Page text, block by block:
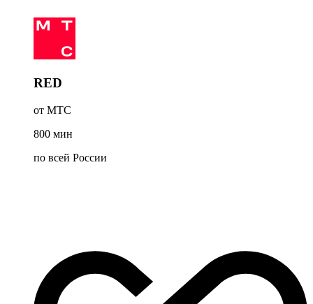
RED
от МТС
800 мин
по всей России